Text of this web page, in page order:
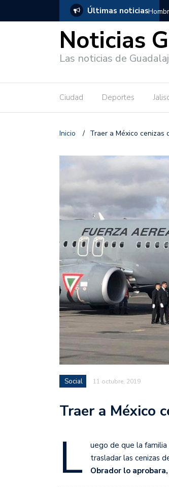
Últimas noticias
salió de los separos sin lesiones graves
Noticias
Las noticias de
Ciudad Deportes
Inicio / Traer a México cenizas
Social 11 octubre, 2019
Traer a México
L
uego de que la
trasladar las cenizas
Obrador lo aprobara,